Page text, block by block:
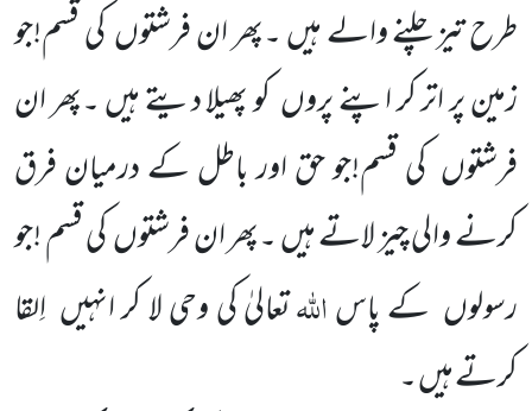
طرح تیز چلنے والے ہیں ۔پھر ان فرشتوںکی قسم!جو
زمین پر اتر کر اپنے پروںکو پھیلا دیتے ہیں ۔پھر ان
فرشتوں کی قسم!جو حق اور باطل کے درمیان فرق
کرنے والی چیز لاتے ہیں ۔پھر ان فرشتوںکی قسم !جو
رسولوں کے پاساللّٰہتعالیٰ کی وحی لا کر انہیں اِلقا
کرتے ہیں ۔